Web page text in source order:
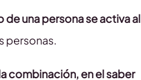
de una persona se activa al
personas.
combinación, en el saber